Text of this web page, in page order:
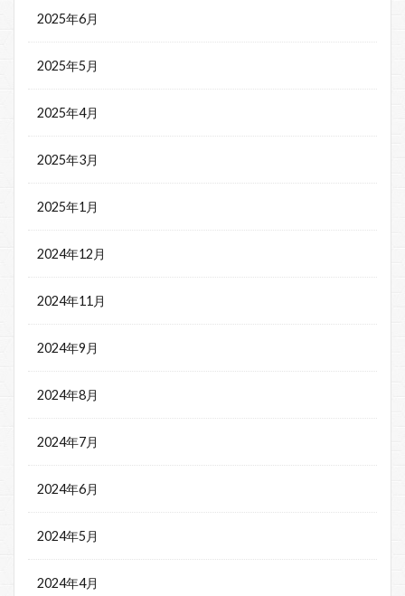
2025年6月
2025年5月
2025年4月
2025年3月
2025年1月
2024年12月
2024年11月
2024年9月
2024年8月
2024年7月
2024年6月
2024年5月
2024年4月